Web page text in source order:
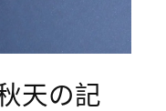
天の記